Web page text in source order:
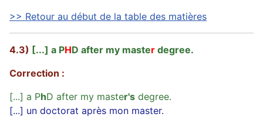
>> Retour au début de la table des matières
4.3) [...] a PHD after my master degree.
Correction :
[...] a PhD after my master's degree.
[...] un doctorat après mon master.